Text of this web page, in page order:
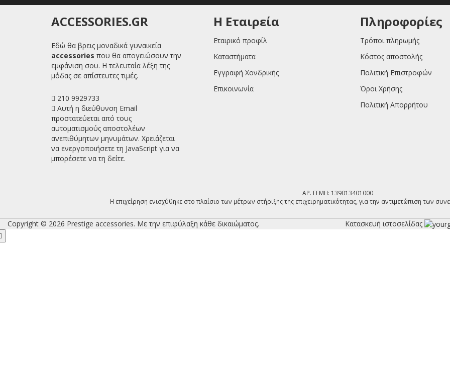
ACCESSORIES.GR
Εδώ θα βρεις μοναδικά γυναικεία
accessories που θα απογειώσουν την
εμφάνιση σου. Η τελευταία λέξη της
μόδας σε απίστευτες τιμές.
210 9929733
Αυτή η διεύθυνση Email
προστατεύεται από τους
αυτοματισμούς αποστολέων
ανεπιθύμητων μηνυμάτων. Χρειάζεται
να ενεργοποιήσετε τη JavaScript για να
μπορέσετε να τη δείτε.
H Εταιρεία
Εταιρικό προφίλ
Καταστήματα
Εγγραφή Χονδρικής
Επικοινωνία
Πληροφορίες
Τρόποι πληρωμής
Κόστος αποστολής
Πολιτική Επιστροφών
Όροι Χρήσης
Πολιτική Απορρήτου
ΑΡ. ΓΕΜΗ: 139013401000
Η επιχείρηση ενισχύθηκε στο πλαίσιο των μέτρων στήριξης της επιχειρηματικότητας, για την αντιμετώπιση των
Copyright © 2026 Prestige accessories. Με την επιφύλαξη κάθε δικαιώματος.
Κατασκευή ιστοσελίδας